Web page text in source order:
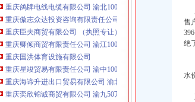
重庆傲志众达投资咨询有限责任公司 渝九1000万 （增资）
重庆臣夫商贸有限公司 （执照专让）
重庆卿倾商贸有限责任公司 渝江100万 （工商注册）
重庆国洪体育设施有限公司
重庆星竣贸易有限责任公司 渝中100万 （进出口权）
重庆海谛升进出口贸易有限公司 渝北100万 （进出口权）
重庆奕欣锦诚商贸有限公司 渝九50万 （工商注册）
重庆信同广告有限公司 渝沙50万 （工商注册）
售
绝
水